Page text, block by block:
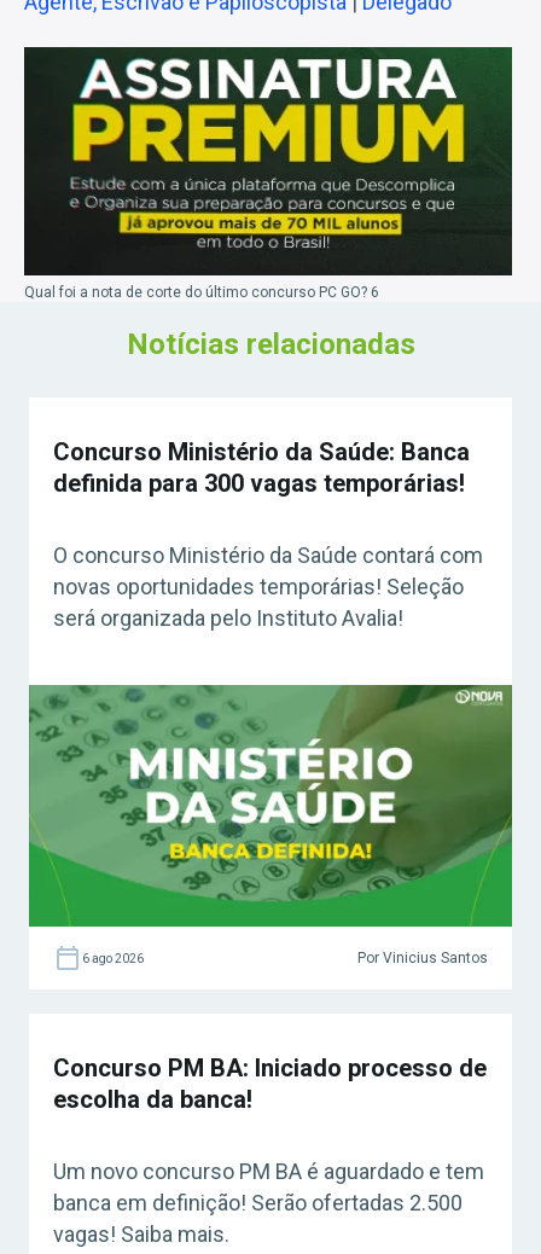
Qual foi a nota de corte do último concurso PC GO? 6
Notícias relacionadas
Concurso Ministério da Saúde: Banca
definida para 300 vagas temporárias!
O concurso Ministério da Saúde contará com
novas oportunidades temporárias! Seleção
será organizada pelo Instituto Avalia!
6 ago 2026 Por Vinicius Santos
Concurso PM BA: Iniciado processo de
escolha da banca!
Um novo concurso PM BA é aguardado e tem
banca em definição! Serão ofertadas 2.500
vagas! Saiba mais.